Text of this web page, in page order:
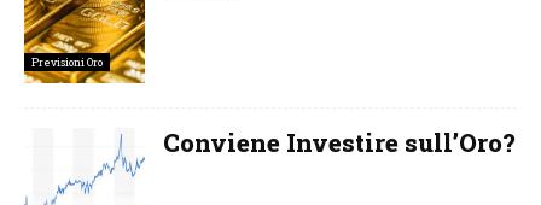
Previsioni Oro
Conviene Investire sull’Oro?